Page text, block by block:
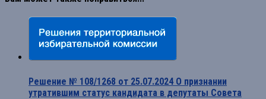
Решение № 108/1268 от 25.07.2024 О признании
утратившим статус кандидата в депутаты Совета